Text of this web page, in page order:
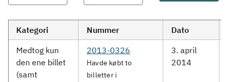
Kategori Nummer
Dato
Medtog kun
den ene billet
(samt
2013-0326
Havde købt to
billetter i
3. april
2014